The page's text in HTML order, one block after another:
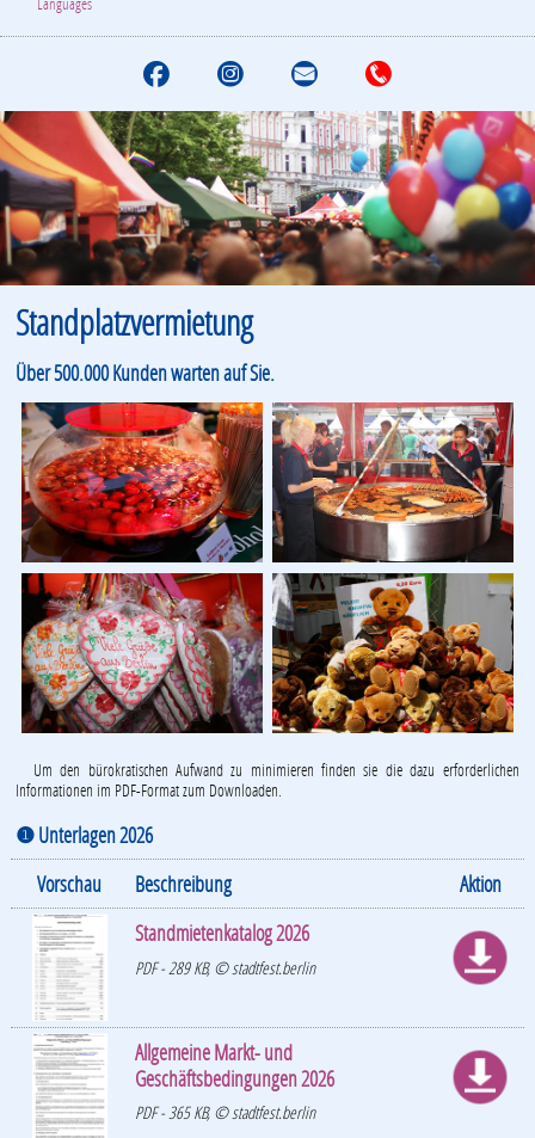
F I M T
Standplatzvermietung
Über 500.000 Kunden warten auf Sie.
Um den bürokratischen Aufwand zu minimieren finden sie die dazu erforderlichen
Informationen im PDF-Format zum Downloaden.
❶ Unterlagen 2026
Vorschau
Beschreibung
Aktion
Standmietenkatalog 2026
PDF - 289 KB, © stadtfest.berlin
Allgemeine Markt- und
Geschäftsbedingungen 2026
PDF - 365 KB, © stadtfest.berlin